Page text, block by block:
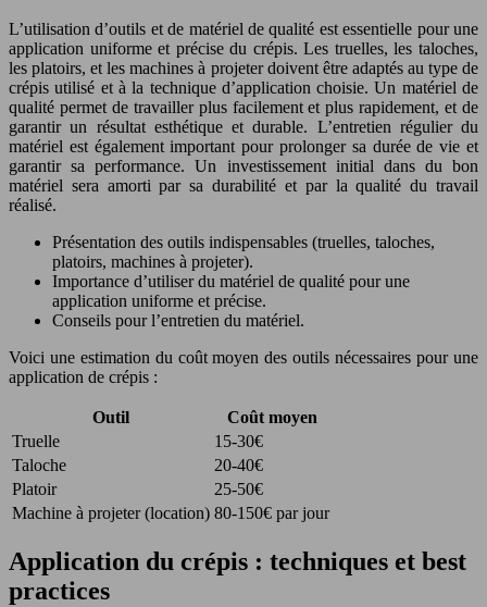
L’utilisation d’outils et de matériel de qualité est essentielle pour une
application uniforme et précise du crépis. Les truelles, les taloches,
les platoirs, et les machines à projeter doivent être adaptés au type de
crépis utilisé et à la technique d’application choisie. Un matériel de
qualité permet de travailler plus facilement et plus rapidement, et de
garantir un résultat esthétique et durable. L’entretien régulier du
matériel est également important pour prolonger sa durée de vie et
garantir sa performance. Un investissement initial dans du bon
matériel sera amorti par sa durabilité et par la qualité du travail
réalisé.
Présentation des outils indispensables (truelles, taloches,
platoirs, machines à projeter).
Importance d’utiliser du matériel de qualité pour une
application uniforme et précise.
Conseils pour l’entretien du matériel.
Voici une estimation du coût moyen des outils nécessaires pour une
application de crépis :
Outil
Coût moyen
Truelle
15-30€
Taloche
20-40€
Platoir
25-50€
Machine à projeter (location) 80-150€ par jour
Application du crépis : techniques et best
practices